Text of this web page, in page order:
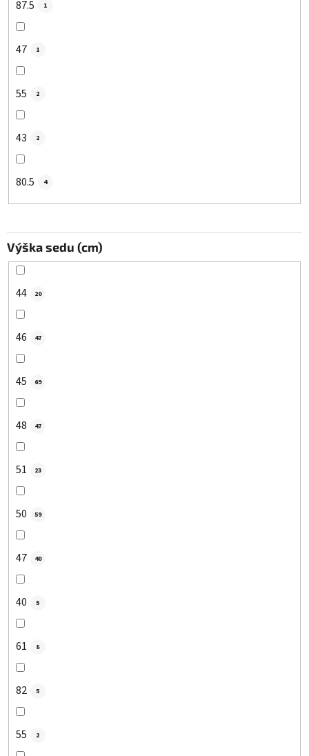
87.5 1
47 1
55 2
43 2
80.5 4
Výška sedu (cm)
44 20
46 47
45 69
48 47
51 23
50 59
47 40
40 5
61 8
82 5
55 2